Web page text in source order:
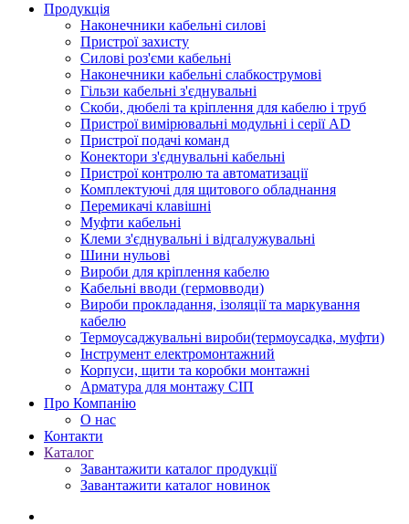
Продукція
Наконечники кабельні силові
Пристрої захисту
Силові роз'єми кабельні
Наконечники кабельні слабкострумові
Гільзи кабельні з'єднувальні
Скоби, дюбелі та кріплення для кабелю і труб
Пристрої вимірювальні модульні і серії AD
Пристрої подачі команд
Конектори з'єднувальні кабельні
Пристрої контролю та автоматизації
Комплектуючі для щитового обладнання
Перемикачі клавішні
Муфти кабельні
Клеми з'єднувальні і відгалужувальні
Шини нульові
Вироби для кріплення кабелю
Кабельні вводи (гермовводи)
Вироби прокладання, iзоляції та маркування
кабелю
Термоусаджувальні вироби(термоусадка, муфти)
Інструмент електромонтажний
Корпуси, щити та коробки монтажні
Арматура для монтажу СІП
Про Компанію
О нас
Контакти
Каталог
Завантажити каталог продукції
Завантажити каталог новинок